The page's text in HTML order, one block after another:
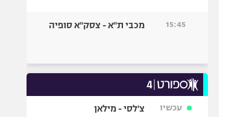
15:45 מכבי ת"א - צסק"א סופיה
עכשיו צ'לסי - מילאן